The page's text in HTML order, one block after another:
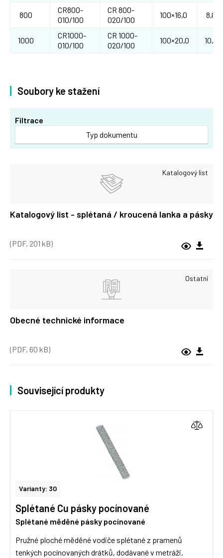
800
CR800-
010/100
CR 800-
020/100
100×16,0 8,00
1000
CR1000-
010/100
CR 1000-
020/100
100×20,0 10,00
Soubory ke stažení
Filtrace
Typ dokumentu
Katalogový list
Katalogový list - splétaná / kroucená lanka a pásky
(PDF, 201 kB)
Ostatní
Obecné technické informace
(PDF, 60 kB)
Související produkty
Varianty: 30
Splétané Cu pásky pocínované
Splétané měděné pásky pocínované
Pružné ploché měděné vodiče splétané z pramenů
tenkých pocínovaných drátků, dodávané v metráži.